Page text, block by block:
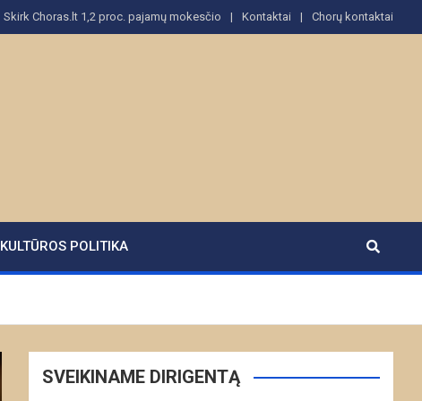
Skirk Choras.lt 1,2 proc. pajamų mokesčio Kontaktai Chorų kontaktai
KULTŪROS POLITIKA
SVEIKINAME DIRIGENTĄ